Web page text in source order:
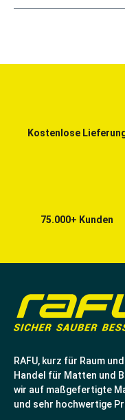
Kostenlose
75.000+ Kunden
RAFU, kurz für Raum
Handel für Matten und
wir auf maßgefertigte
und sehr hochwertige